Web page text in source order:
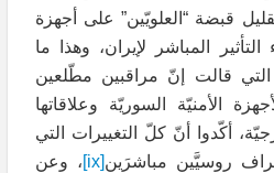
قبضة “العلويّين” على أجهزة
التأثير المباشر لإيران، وهذا ما
التي قالت إنّ مراقبين مطّلعين
الأمنيّة السوريّة وعلاقاتها
أكّدوا أنّ كلّ التغييرات التي
روسيَّين مباشرَين[ix]
، وعن